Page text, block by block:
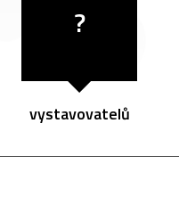
?
vystavovatelů